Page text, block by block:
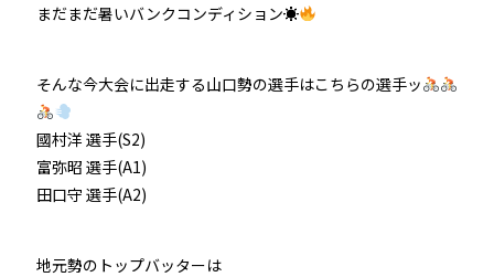
まだまだ暑いバンクコンディション☀
そんな今大会に出走する山口勢の選手はこちらの選手ッ
國村洋 選手(S2)
富弥昭 選手(A1)
田口守 選手(A2)
地元勢のトップバッターは